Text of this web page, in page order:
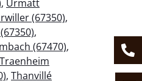
, Urmatt
(67350),
,
(67470),
Traenheim
, Thanvillé